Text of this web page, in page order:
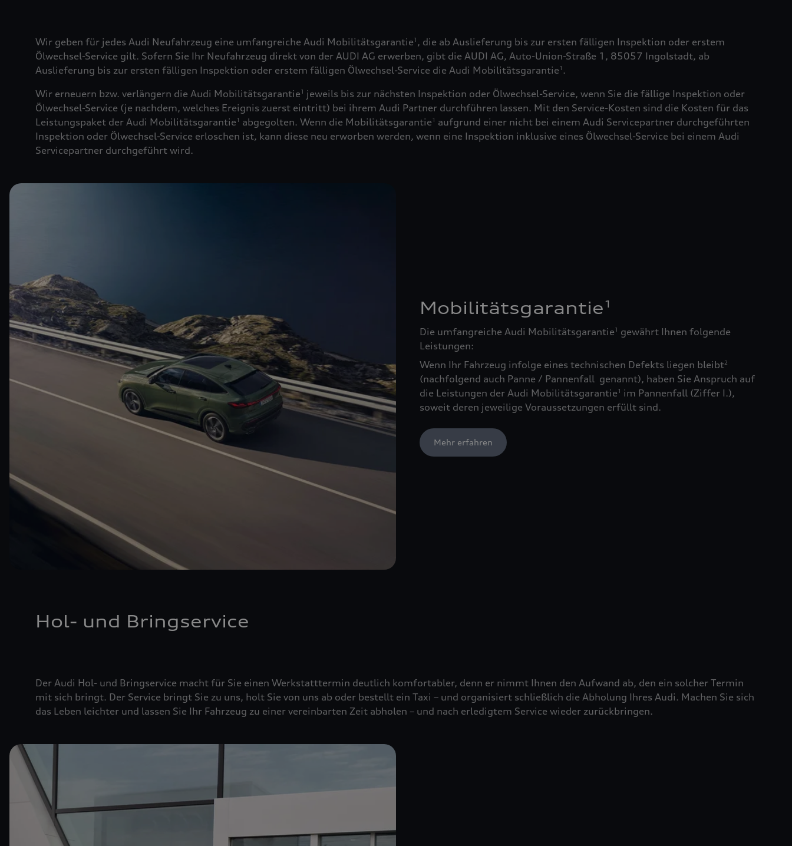
Wir geben für jedes Audi Neufahrzeug eine umfangreiche Audi Mobilitätsgarantie1 , die ab Auslieferung bis zur ersten fälligen Inspektion oder erstem
Ölwechsel-Service gilt. Sofern Sie Ihr Neufahrzeug direkt von der AUDI AG erwerben, gibt die AUDI AG, Auto-Union-Straße 1, 85057 Ingolstadt, ab
Auslieferung bis zur ersten fälligen Inspektion oder erstem fälligen Ölwechsel-Service die Audi Mobilitätsgarantie1 .
Wir erneuern bzw. verlängern die Audi Mobilitätsgarantie1
jeweils bis zur nächsten Inspektion oder Ölwechsel-Service, wenn Sie die fällige Inspektion oder
Ölwechsel-Service (je nachdem, welches Ereignis zuerst eintritt) bei ihrem Audi Partner durchführen lassen. Mit den Service-Kosten sind die Kosten für das
Leistungspaket der Audi Mobilitätsgarantie1 abgegolten. Wenn die Mobilitätsgarantie1
aufgrund einer nicht bei einem Audi Servicepartner durchgeführten
Inspektion oder Ölwechsel-Service erloschen ist, kann diese neu erworben werden, wenn eine Inspektion inklusive eines Ölwechsel-Service bei einem Audi
Servicepartner durchgeführt wird.
Mobilitätsgarantie 1
Die umfangreiche Audi Mobilitätsgarantie1
gewährt Ihnen folgende
Leistungen:
Wenn Ihr Fahrzeug infolge eines technischen Defekts liegen bleibt2
(nachfolgend auch Panne / Pannenfall genannt), haben Sie Anspruch auf
die Leistungen der Audi Mobilitätsgarantie1
im Pannenfall (Ziffer I.),
soweit deren jeweilige Voraussetzungen erfüllt sind.
Mehr erfahren
Hol- und Bringservice
Der Audi Hol- und Bringservice macht für Sie einen Werkstatttermin deutlich komfortabler, denn er nimmt Ihnen den Aufwand ab, den ein solcher Termin
mit sich bringt. Der Service bringt Sie zu uns, holt Sie von uns ab oder bestellt ein Taxi – und organisiert schließlich die Abholung Ihres Audi. Machen Sie sich
das Leben leichter und lassen Sie Ihr Fahrzeug zu einer vereinbarten Zeit abholen – und nach erledigtem Service wieder zurückbringen.